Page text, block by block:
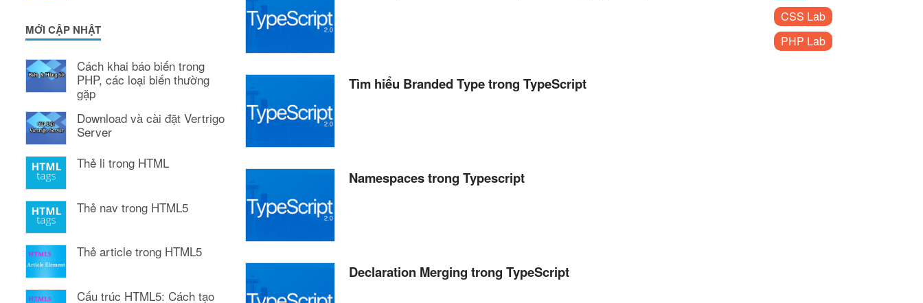
MỚI CẬP NHẬT
Cách khai báo biến trong
PHP, các loại biến thường
gặp
Download và cài đặt Vertrigo
Server
Thẻ li trong HTML
Thẻ nav trong HTML5
Thẻ article trong HTML5
Cấu trúc HTML5: Cách tạo
Tìm hiểu Branded Type trong TypeScript
Namespaces trong Typescript
Declaration Merging trong TypeScript
CSS Lab
PHP Lab